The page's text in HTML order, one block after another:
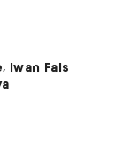
Iwan Fals